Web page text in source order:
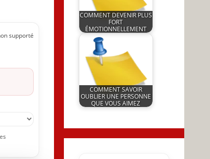
supporté
30 August 2025
COMMENT DEVENIR PLUS
FORT
ÉMOTIONNELLEMENT
by
JeunInfo.J.l.
COMMENT SAVOIR
OUBLIER UNE PERSONNE
QUE VOUS AIMEZ